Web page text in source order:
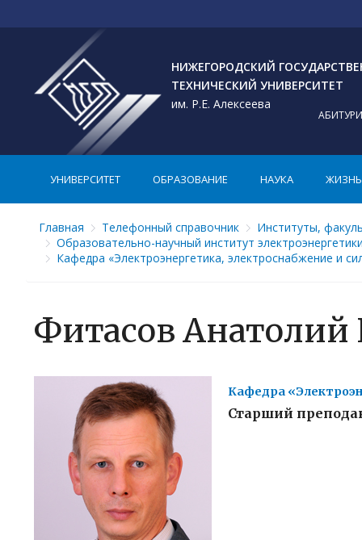
НИЖЕГОРОДСКИЙ
ТЕХНИЧЕСКИЙ УНИВЕРСИТЕТ
им. Р.Е. Алексеева
УНИВЕРСИТЕТ ОБРАЗОВАНИЕ НАУКА ЖИЗНЬ
Главная Телефонный справочник
Институты,
Образовательно-научный институт
Кафедра «Электроэнергетика, электроснабжение и
Фитасов Анатолий
Кафедра
Старший